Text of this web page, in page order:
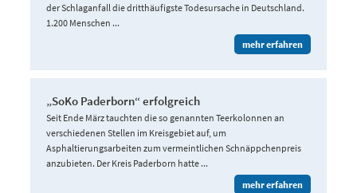
der Schlaganfall die dritthäufigste Todesursache in Deutschland.
1.200 Menschen ...
mehr erfahren
„SoKo Paderborn“ erfolgreich
Seit Ende März tauchten die so genannten Teerkolonnen an
verschiedenen Stellen im Kreisgebiet auf, um
Asphaltierungsarbeiten zum vermeintlichen Schnäppchenpreis
anzubieten. Der Kreis Paderborn hatte ...
mehr erfahren